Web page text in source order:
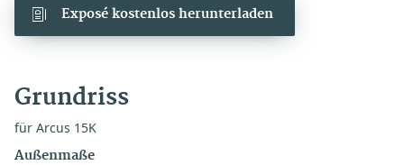
Exposé kostenlos herunterladen
Grundriss
für Arcus 15K
Außenmaße